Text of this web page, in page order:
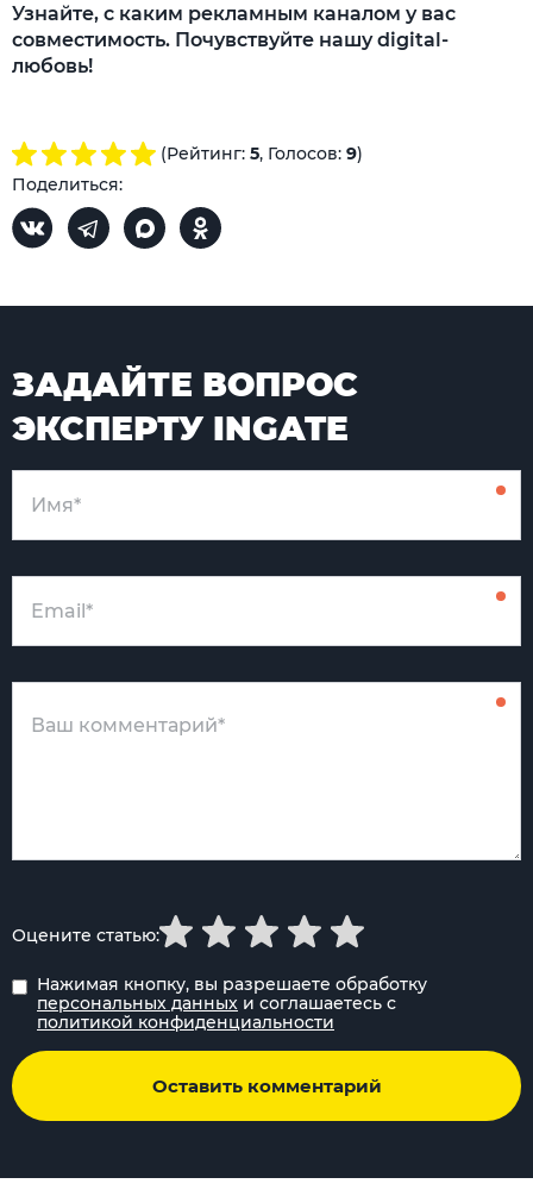
Узнайте, с каким рекламным каналом у вас
совместимость. Почувствуйте нашу digital-
любовь!
(Рейтинг: 5, Голосов: 9)
Поделиться:
ЗАДАЙТЕ ВОПРОС
ЭКСПЕРТУ INGATE
Нажимая кнопку, вы разрешаете обработку
персональных данных и соглашаетесь с
политикой конфиденциальности
Оставить комментарий
Оцените статью: